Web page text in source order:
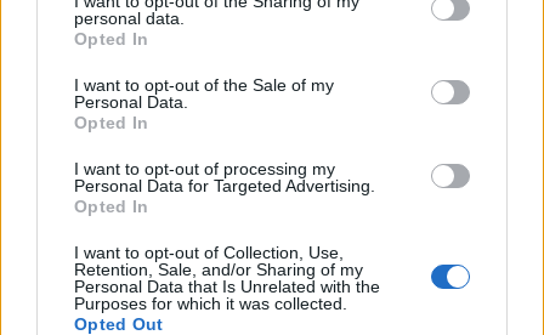
personal data.
Opted In
I want to opt-out of the Sale of my
Personal Data.
Opted In
I want to opt-out of processing my
Personal Data for Targeted Advertising.
Opted In
I want to opt-out of Collection, Use,
Retention, Sale, and/or Sharing of my
Personal Data that Is Unrelated with the
Purposes for which it was collected.
Opted Out
Šiuo metu skaitomiausi
liga, o viena dažna klaida
Rekordiškai nusekęs Dunojus
atidengė II pasaulinio karo laikų
radinius